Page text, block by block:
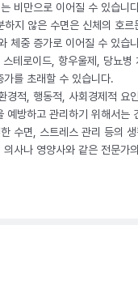
비만으로 이어질 수 있습니
지 않은 수면은 신체의 호르
체중 증가로 이어질 수 있습
테로이드, 항우울제, 당뇨병
가를 초래할 수 있습니다.
경적, 행동적, 사회경제적 요
예방하고 관리하기 위해서는
수면, 스트레스 관리 등의
사나 영양사와 같은 전문가